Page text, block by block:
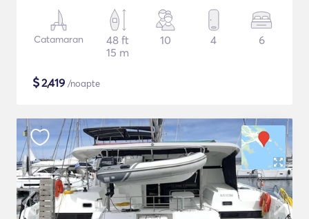
Catamaran
48 ft
15 m
10 4 6
$2,419 /noapte